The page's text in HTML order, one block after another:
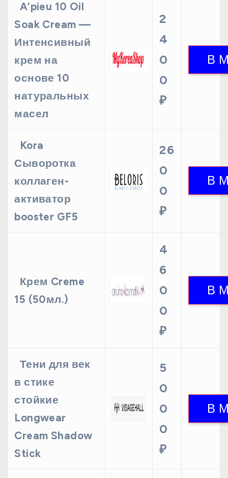
A’pieu 10 Oil
Soak Cream —
Интенсивный
крем на
основе 10
натуральных
масел
2
4
0
0
₽
Kora
Сыворотка
коллаген-
активатор
booster GF5
26
0
0
₽
Крем Creme
15 (50мл.)
4
6
0
0
₽
Тени для век
в стике
стойкие
Longwear
Cream Shadow
Stick
5
0
0
0
₽